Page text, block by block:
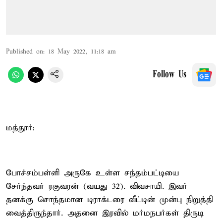
Published on: 18 May 2022, 11:18 am
Follow Us
மத்தூர்:
போச்சம்பள்ளி அருகே உள்ள சந்தம்பட்டியை
சேர்ந்தவர் ரகுவரன் (வயது 32). விவசாயி. இவர்
தனக்கு சொந்தமான டிராக்டரை வீட்டின் முன்பு நிறுத்தி
வைத்திருந்தார். அதனை இரவில் மர்மநபர்கள் திருடி